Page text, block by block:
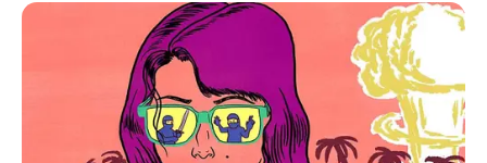
Por lo anterior, el exmandatario, Álvaro Uribe manifestó
“sumado al compromiso con la ONU de convertir en
zona de reserva todo ese sector del Pacífico,priva al
Chocó de posibilidades, al país de una alternativa
portuaria y al continente de otra opción frente al Canal de